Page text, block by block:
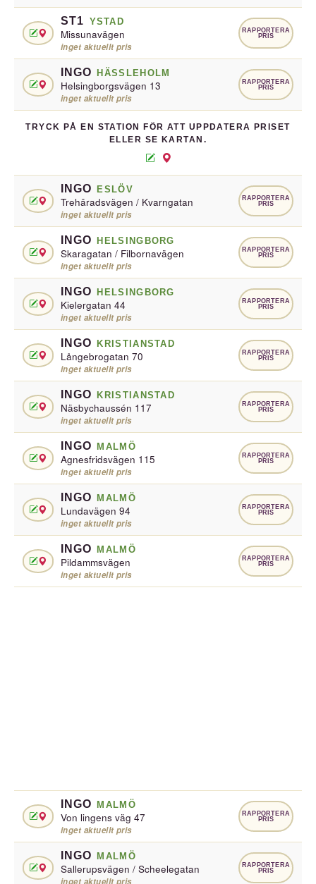
ST1 YSTAD
Missunavägen
inget aktuellt pris
RAPPORTERA
PRIS
INGO HÄSSLEHOLM
Helsingborgsvägen 13
inget aktuellt pris
RAPPORTERA
PRIS
TRYCK PÅ EN STATION FÖR ATT UPPDATERA PRISET
ELLER SE KARTAN.
INGO ESLÖV
Trehäradsvägen / Kvarngatan
inget aktuellt pris
RAPPORTERA
PRIS
INGO HELSINGBORG
Skaragatan / Filbornavägen
inget aktuellt pris
RAPPORTERA
PRIS
INGO HELSINGBORG
Kielergatan 44
inget aktuellt pris
RAPPORTERA
PRIS
INGO KRISTIANSTAD
Långebrogatan 70
inget aktuellt pris
RAPPORTERA
PRIS
INGO KRISTIANSTAD
Näsbychaussén 117
inget aktuellt pris
RAPPORTERA
PRIS
INGO MALMÖ
Agnesfridsvägen 115
inget aktuellt pris
RAPPORTERA
PRIS
INGO MALMÖ
Lundavägen 94
inget aktuellt pris
RAPPORTERA
PRIS
INGO MALMÖ
Pildammsvägen
inget aktuellt pris
RAPPORTERA
PRIS
INGO MALMÖ
Von lingens väg 47
inget aktuellt pris
RAPPORTERA
PRIS
INGO MALMÖ
Sallerupsvägen / Scheelegatan
inget aktuellt pris
RAPPORTERA
PRIS